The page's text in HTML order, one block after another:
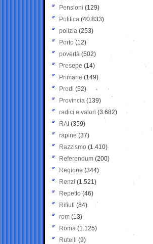
Pensioni (129)
Politica (40.833)
polizia (253)
Porto (12)
povertà (502)
Presepe (14)
Primarie (149)
Prodi (52)
Provincia (139)
radici e valori (3.682)
RAI (359)
rapine (37)
Razzismo (1.410)
Referendum (200)
Regione (344)
Renzi (1.521)
Repetto (46)
Rifiuti (84)
rom (13)
Roma (1.125)
Rutelli (9)